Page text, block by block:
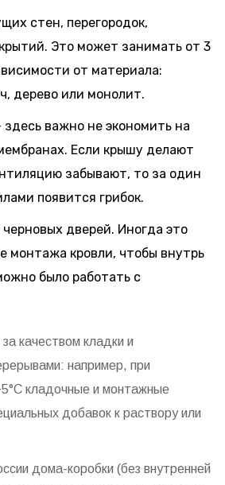
стен, перегородок,
Это может занимать от 3
от материала:
дерево или монолит.
важно не экономить на
Если крышу делают
забывают, то за один
появится грибок.
черновых дверей. Иногда это
монтажа кровли, чтобы внутрь
было работать с
качеством кладки и
например, при
кладочные и монтажные
добавок к раствору или
дома-коробки (без внутренней